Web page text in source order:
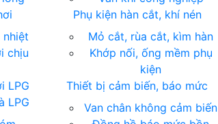
chịu
LPG
LPG
Phụ kiện hàn cắt, khí nén
Mỏ cắt, rùa cắt, kìm hàn
Khớp nối, ống mềm phụ
kiện
Thiết bị cảm biến, báo mức
Van chân không cảm biến